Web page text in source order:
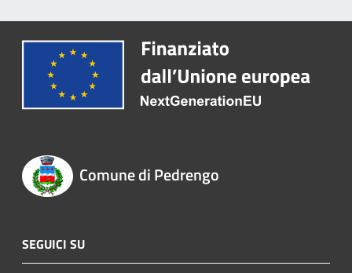
Comune di Pedrengo
SEGUICI SU